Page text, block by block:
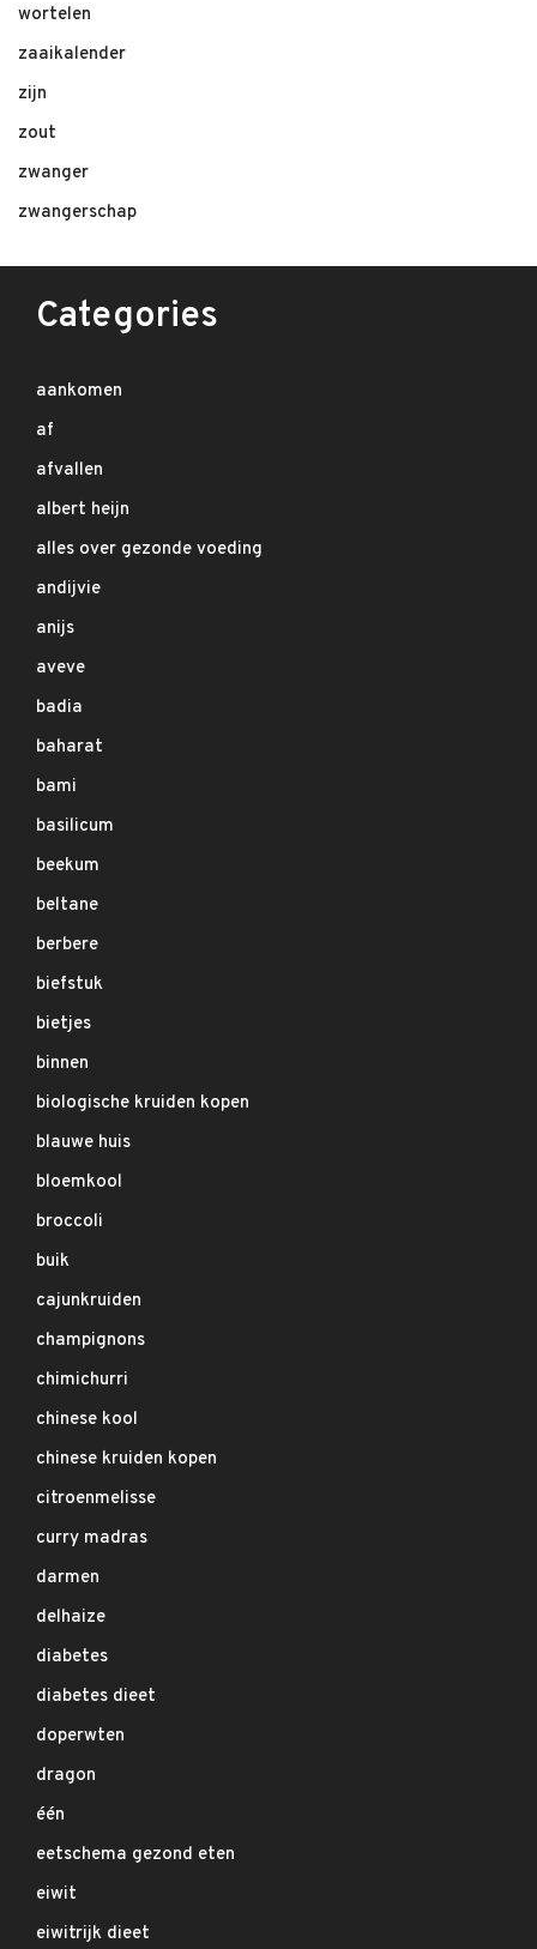
wortelen
zaaikalender
zijn
zout
zwanger
zwangerschap
Categories
aankomen
af
afvallen
albert heijn
alles over gezonde voeding
andijvie
anijs
aveve
badia
baharat
bami
basilicum
beekum
beltane
berbere
biefstuk
bietjes
binnen
biologische kruiden kopen
blauwe huis
bloemkool
broccoli
buik
cajunkruiden
champignons
chimichurri
chinese kool
chinese kruiden kopen
citroenmelisse
curry madras
darmen
delhaize
diabetes
diabetes dieet
doperwten
dragon
één
eetschema gezond eten
eiwit
eiwitrijk dieet